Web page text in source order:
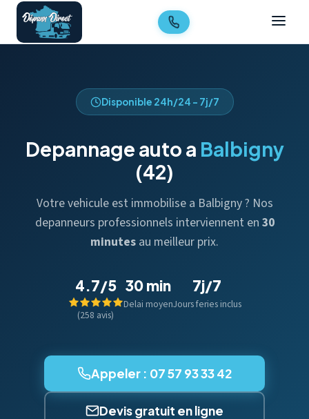
Disponible 24h/24 - 7j/7
Depannage auto a Balbigny
(42)
Votre vehicule est immobilise a Balbigny ? Nos
depanneurs professionnels interviennent en 30
minutes au meilleur prix.
4.7/5
(258 avis)
30 min
Delai moyen
7j/7
Jours feries inclus
Appeler : 07 57 93 33 42
Devis gratuit en ligne